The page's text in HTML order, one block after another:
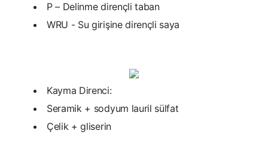
P – Delinme dirençli taban
WRU - Su girişine dirençli saya
Kayma Direnci:
Seramik + sodyum lauril sülfat
Çelik + gliserin